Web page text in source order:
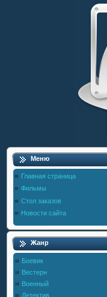
Меню
Главная страница
Фильмы
Стол заказов
Новости сайта
Жанр
Боевик
Вестерн
Военный
Детектив